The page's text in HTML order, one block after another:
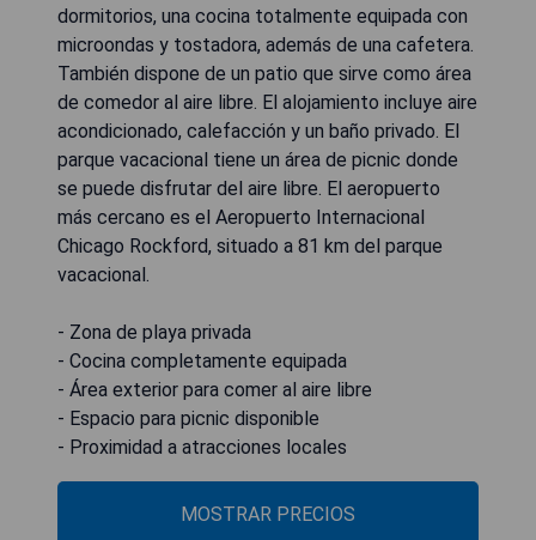
dormitorios, una cocina totalmente equipada con
microondas y tostadora, además de una cafetera.
También dispone de un patio que sirve como área
de comedor al aire libre. El alojamiento incluye aire
acondicionado, calefacción y un baño privado. El
parque vacacional tiene un área de picnic donde
se puede disfrutar del aire libre. El aeropuerto
más cercano es el Aeropuerto Internacional
Chicago Rockford, situado a 81 km del parque
vacacional.
- Zona de playa privada
- Cocina completamente equipada
- Área exterior para comer al aire libre
- Espacio para picnic disponible
- Proximidad a atracciones locales
MOSTRAR PRECIOS